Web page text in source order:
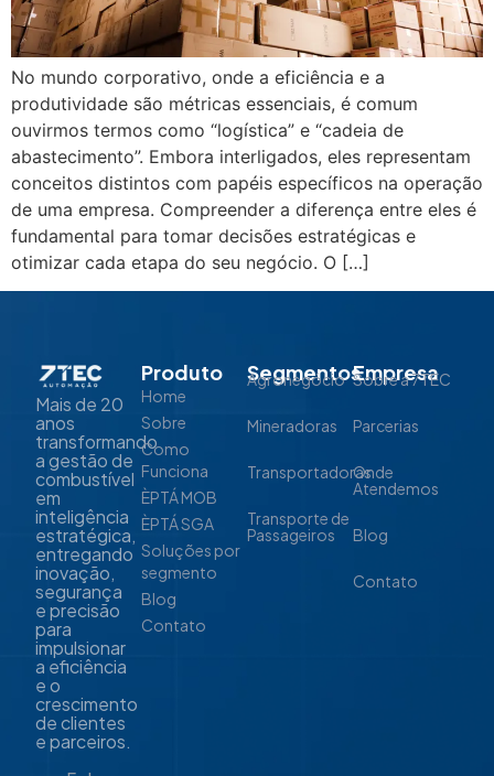
No mundo corporativo, onde a eficiência e a
produtividade são métricas essenciais, é comum
ouvirmos termos como “logística” e “cadeia de
abastecimento”. Embora interligados, eles representam
conceitos distintos com papéis específicos na operação
de uma empresa. Compreender a diferença entre eles é
fundamental para tomar decisões estratégicas e
otimizar cada etapa do seu negócio. O […]
Mais de 20
anos
transformando
a gestão de
combustível
em
inteligência
estratégica,
entregando
inovação,
segurança
e precisão
para
impulsionar
a eficiência
e o
crescimento
de clientes
e parceiros.
Produto
Home
Sobre
Como
Funciona
ÈPTÁ MOB
ÈPTÁ SGA
Soluções por
segmento
Blog
Contato
Segmentos
Agronegócio
Mineradoras
Transportadoras
Transporte de
Passageiros
Empresa
Sobre a 7TEC
Parcerias
Onde
Atendemos
Blog
Contato